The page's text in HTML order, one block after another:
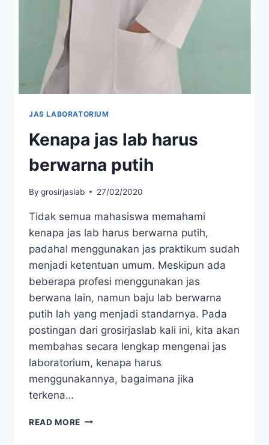
JAS LABORATORIUM
Kenapa jas lab harus
berwarna putih
By grosirjaslab 27/02/2020
Tidak semua mahasiswa memahami
kenapa jas lab harus berwarna putih,
padahal menggunakan jas praktikum sudah
menjadi ketentuan umum. Meskipun ada
beberapa profesi menggunakan jas
berwana lain, namun baju lab berwarna
putih lah yang menjadi standarnya. Pada
postingan dari grosirjaslab kali ini, kita akan
membahas secara lengkap mengenai jas
laboratorium, kenapa harus
menggunakannya, bagaimana jika
terkena…
READ MORE KENAPA